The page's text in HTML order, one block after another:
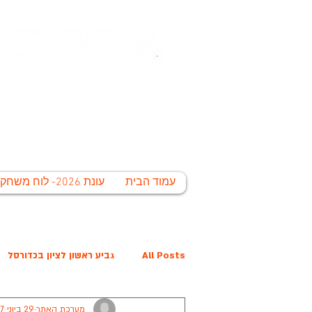
עמוד הבית עונת 2026- לוח משחקים
All Posts גביע ראשון לציון בכדורסל
מערכת האתר 29 ביוני 2017